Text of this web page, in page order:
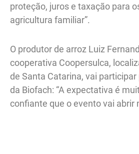
proteção, juros e taxação para
agricultura familiar”.
O produtor de arroz Luiz
cooperativa Coopersulca,
de Santa Catarina, vai
da Biofach: “A expectativa é
confiante que o evento vai abrir